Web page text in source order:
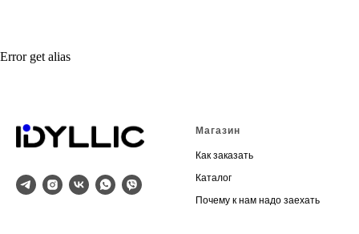
Error get alias
Магазин
Как заказать
Каталог
Почему к нам надо заехать